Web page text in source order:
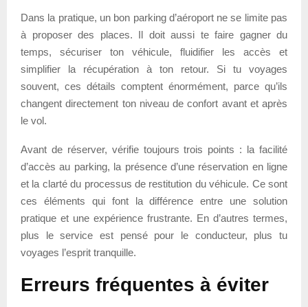
Dans la pratique, un bon parking d’aéroport ne se limite pas
à proposer des places. Il doit aussi te faire gagner du
temps, sécuriser ton véhicule, fluidifier les accès et
simplifier la récupération à ton retour. Si tu voyages
souvent, ces détails comptent énormément, parce qu’ils
changent directement ton niveau de confort avant et après
le vol.
Avant de réserver, vérifie toujours trois points : la facilité
d’accès au parking, la présence d’une réservation en ligne
et la clarté du processus de restitution du véhicule. Ce sont
ces éléments qui font la différence entre une solution
pratique et une expérience frustrante. En d’autres termes,
plus le service est pensé pour le conducteur, plus tu
voyages l’esprit tranquille.
Erreurs fréquentes à éviter